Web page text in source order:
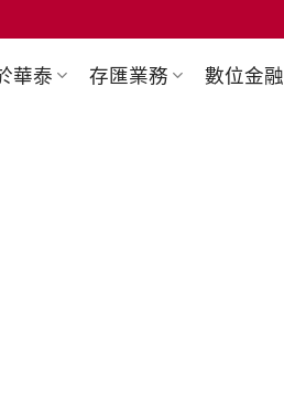
華泰 存匯業務 數位金融